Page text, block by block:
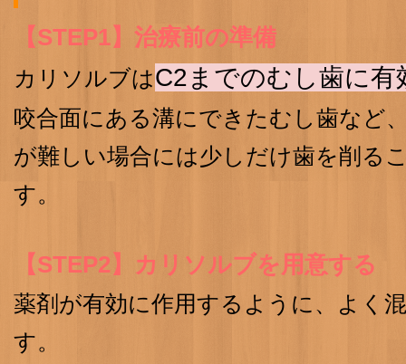
【STEP1】治療前の準備
カリソルブはC2までのむし歯に有
咬合面にある溝にできたむし歯など
が難しい場合には少しだけ歯を削る
す。
【STEP2】カリソルブを用意する
薬剤が有効に作用するように、よく
す。